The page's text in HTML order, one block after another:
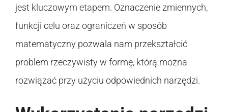
jest kluczowym etapem. Oznaczenie zmiennych,
funkcji celu oraz ograniczeń w sposób
matematyczny pozwala nam przekształcić
problem rzeczywisty w formę, którą można
rozwiązać przy użyciu odpowiednich narzędzi.